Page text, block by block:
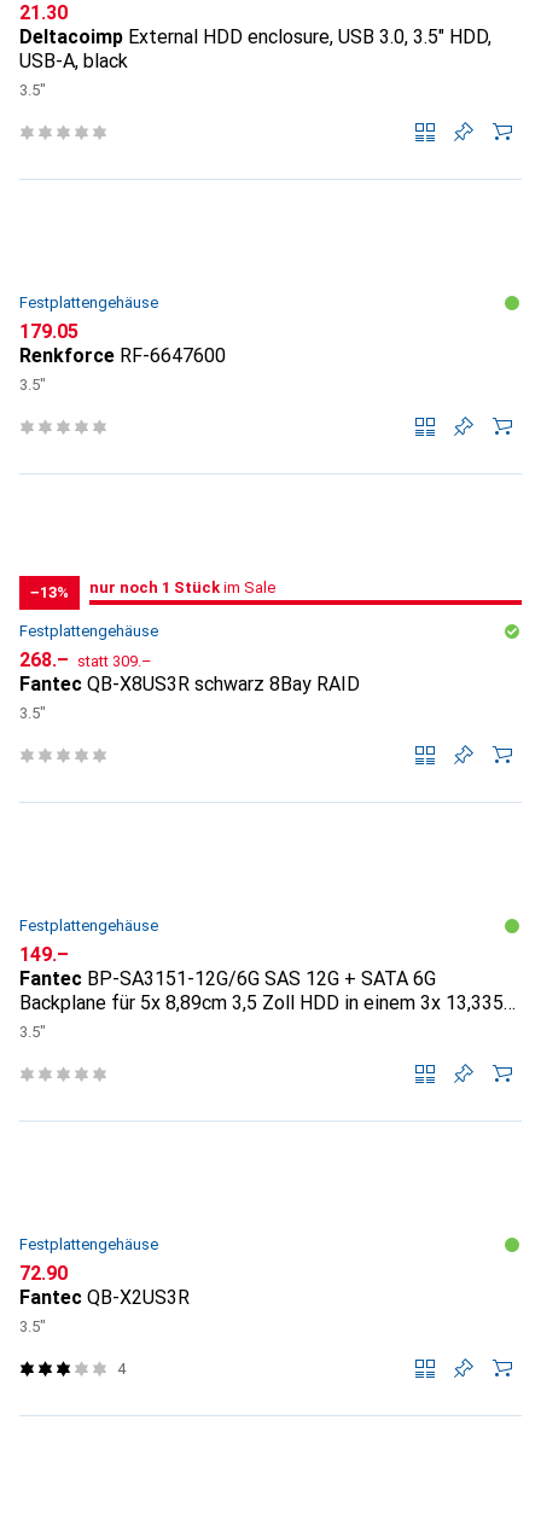
CHF
21.30
Deltacoimp External HDD enclosure, USB 3.0, 3.5" HDD,
USB-A, black
3.5"
Festplattengehäuse
CHF
179.05
Renkforce RF-6647600
3.5"
−13% noch 1 Stück im Sale
nur noch 1 Stück im Sale
Festplattengehäuse
CHF
268.– statt CHF
309.–
Fantec QB-X8US3R schwarz 8Bay RAID
3.5"
Festplattengehäuse
CHF
149.–
Fantec BP-SA3151-12G/6G SAS 12G + SATA 6G
Backplane für 5x 8,89cm 3,5 Zoll HDD in einem 3x 13,335
cm
3.5"
Festplattengehäuse
CHF
72.90
Fantec QB-X2US3R
3.5"
4